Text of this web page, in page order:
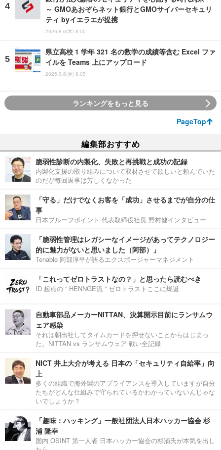
～ GMOあおぞらネット銀行とGMOサイバーセキュリ
ティ byイエラエが提携
2026.8.6(木) 8:00
県立高校 1 学年 321 名の数学の成績等含む Excel ファ
イルを Teams 上にアップロード
2025.6.6(金) 8:05
ランキングをもっと見る
PageTop
編集部おすすめ
脆弱性診断の内製化、失敗と再挑戦と成功の記録
内製化支援の取り組みについて取材させて欲しいと頼んでいた
のだが毎回返事は芳しくなかった
「守る」だけでなくお客を「成功」させるまでが自分の仕
事
日本プルーフポイント 代表取締役社長 野村健インタビュー
「脆弱性管理はレガシーなイメージがあってテクノロジー
的に魅力がないと思いました（阿部）」
Tenable 阿部淳平が語るエクスポージャーマネジメント
「これってゼロトラストなの？」と思ったら読むべき
ID 起点の “ HENNGE流 ” ゼロトラストここに爆誕
自動車部品メーカーNITTAN、決算開示目前にランサムウ
ェア感染
それは朝出社してタイムカードを押せないことからはじまっ
た。NITTAN vs ランサムウェア 戦い全記録
NICT 井上大介が考える 日本の「セキュリティ自給率」向
上
多くの組織で海外製のアプライアンスを導入していますが自分
たちがどんな仕組みで守られているかわかっていないんじゃな
いでしょうか？
「趣味：ハッキング」一般社団法人日本ハッカー協会 杉
浦 隆幸
国内 OSINT 第一人者 日本ハッカー協会の杉浦氏が本気を出し